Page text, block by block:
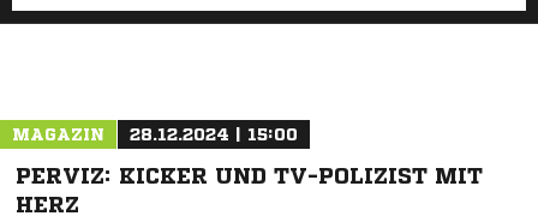
MAGAZIN 28.12.2024 | 15:00
PERVIZ: KICKER UND TV-POLIZIST MIT
HERZ